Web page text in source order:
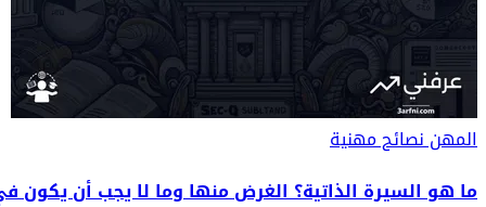
المهننصائح مهنية
ما هو السيرة الذاتية؟ الغرض منها وما لا يجب أن يكون